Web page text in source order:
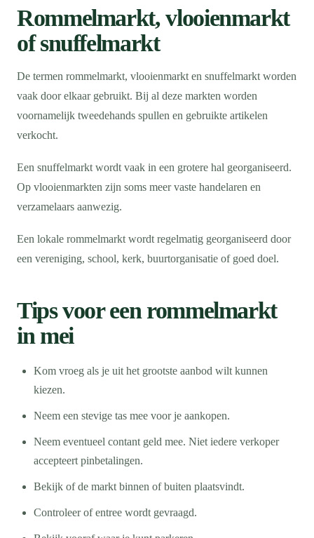
Rommelmarkt, vlooienmarkt
of snuffelmarkt
De termen rommelmarkt, vlooienmarkt en snuffelmarkt worden
vaak door elkaar gebruikt. Bij al deze markten worden
voornamelijk tweedehands spullen en gebruikte artikelen
verkocht.
Een snuffelmarkt wordt vaak in een grotere hal georganiseerd.
Op vlooienmarkten zijn soms meer vaste handelaren en
verzamelaars aanwezig.
Een lokale rommelmarkt wordt regelmatig georganiseerd door
een vereniging, school, kerk, buurtorganisatie of goed doel.
Tips voor een rommelmarkt
in mei
Kom vroeg als je uit het grootste aanbod wilt kunnen
kiezen.
Neem een stevige tas mee voor je aankopen.
Neem eventueel contant geld mee. Niet iedere verkoper
accepteert pinbetalingen.
Bekijk of de markt binnen of buiten plaatsvindt.
Controleer of entree wordt gevraagd.